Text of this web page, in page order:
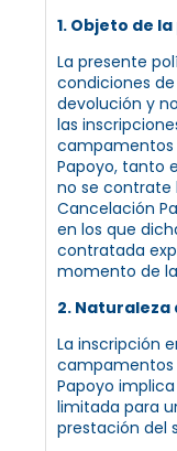
1. Objeto de
La presente
condiciones
devolución y
las
campamentos
Papoyo, tanto
no se contrate
Cancelación
en los que
contratada
momento de
2. Naturaleza
La inscripción
campamentos
Papoyo
limitada para
prestación del